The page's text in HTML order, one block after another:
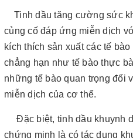
Tinh dầu tăng cường sức
củng cố đáp ứng miễn dịch
kích thích sản xuất các tế
chẳng hạn như tế bào thực
những tế bào quan trọng đối
miễn dịch của cơ thể.
Đặc biệt, tinh dầu khuynh
chứng minh là có tác dụng